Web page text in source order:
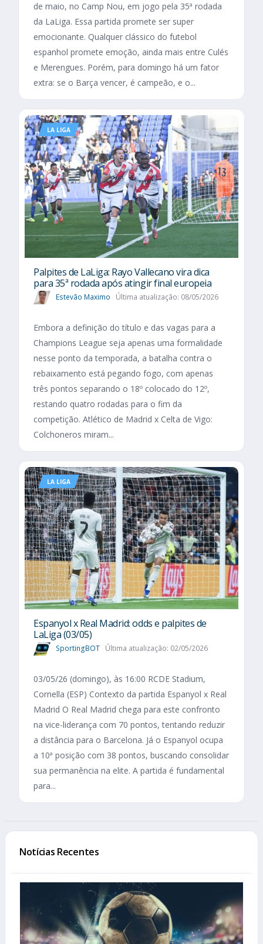
de maio, no Camp Nou, em jogo pela 35ª rodada
da LaLiga. Essa partida promete ser super
emocionante. Qualquer clássico do futebol
espanhol promete emoção, ainda mais entre Culés
e Merengues. Porém, para domingo há um fator
extra: se o Barça vencer, é campeão, e o...
LA LIGA
Palpites de LaLiga: Rayo Vallecano vira dica
para 35ª rodada após atingir final europeia
Estevão Maximo Última atualização: 08/05/2026
Embora a definição do título e das vagas para a
Champions League seja apenas uma formalidade
nesse ponto da temporada, a batalha contra o
rebaixamento está pegando fogo, com apenas
três pontos separando o 18º colocado do 12º,
restando quatro rodadas para o fim da
competição. Atlético de Madrid x Celta de Vigo:
Colchoneros miram...
LA LIGA
Espanyol x Real Madrid: odds e palpites de
LaLiga (03/05)
SportingBOT Última atualização: 02/05/2026
03/05/26 (domingo), às 16:00 RCDE Stadium,
Cornella (ESP) Contexto da partida Espanyol x Real
Madrid O Real Madrid chega para este confronto
na vice-liderança com 70 pontos, tentando reduzir
a distância para o Barcelona. Já o Espanyol ocupa
a 10ª posição com 38 pontos, buscando consolidar
sua permanência na elite. A partida é fundamental
para...
Notícias Recentes